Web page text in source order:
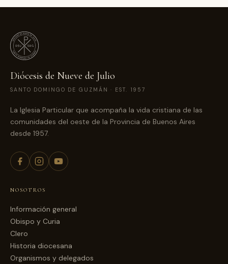
Diócesis de Nueve de Julio
SANTO DOMINGO DE GUZMÁN · EST. 1957
La Iglesia Particular que acompaña la vida cristiana de las
comunidades del oeste de la Provincia de Buenos Aires
desde 1957.
NOSOTROS
Información general
Obispo y Curia
Clero
Historia diocesana
Organismos y delegados